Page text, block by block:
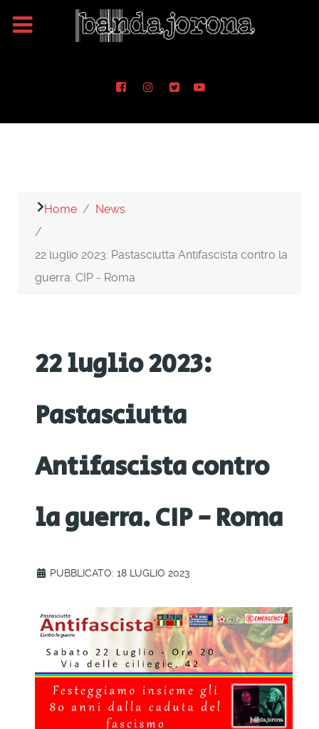
Home News
22 luglio 2023: Pastasciutta Antifascista contro la
guerra. CIP - Roma
22 luglio 2023:
Pastasciutta
Antifascista contro
la guerra. CIP - Roma
PUBBLICATO: 18 LUGLIO 2023